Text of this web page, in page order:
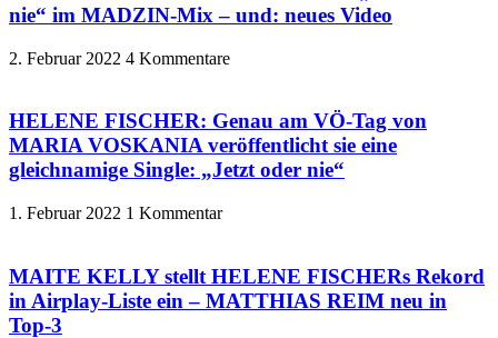
nie“ im MADZIN-Mix – und: neues Video
2. Februar 2022 4 Kommentare
HELENE FISCHER: Genau am VÖ-Tag von
MARIA VOSKANIA veröffentlicht sie eine
gleichnamige Single: „Jetzt oder nie“
1. Februar 2022 1 Kommentar
MAITE KELLY stellt HELENE FISCHERs Rekord
in Airplay-Liste ein – MATTHIAS REIM neu in
Top-3